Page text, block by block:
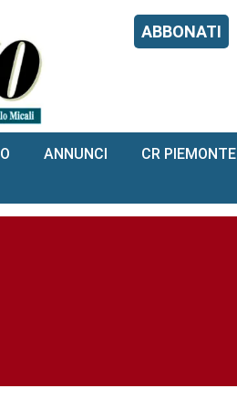
ABBONATI
ANNUNCI CR PIEMONTE